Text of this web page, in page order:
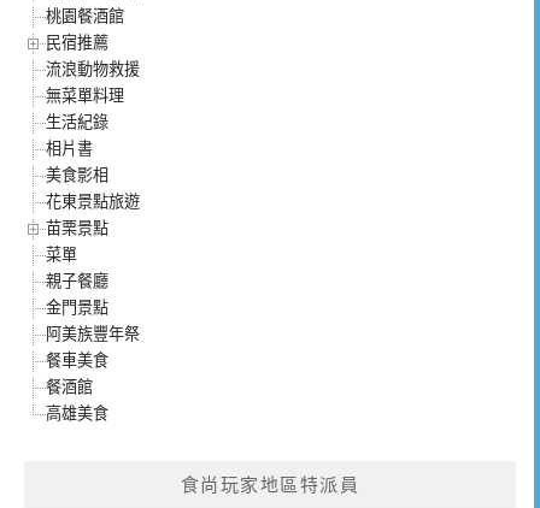
桃園餐酒館
民宿推薦
流浪動物救援
無菜單料理
生活紀錄
相片書
美食影相
花東景點旅遊
苗栗景點
菜單
親子餐廳
金門景點
阿美族豐年祭
餐車美食
餐酒館
高雄美食
食尚玩家地區特派員